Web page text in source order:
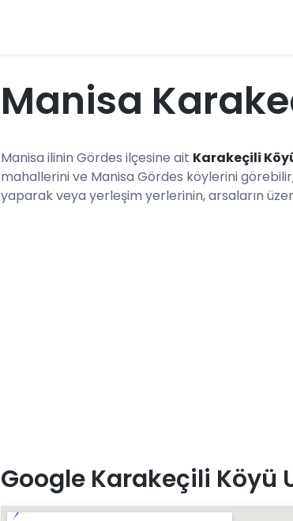
Manisa
Manisa ilinin Gördes ilçesine ait Karakeçili
mahallerini ve Manisa Gördes köylerini
yaparak veya yerleşim yerlerinin, arsaların
Google Karakeçili Köyü